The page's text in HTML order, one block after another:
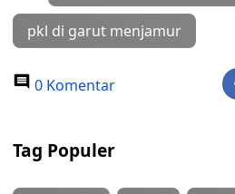
pkl di garut menjamur
0 Komentar
Tag Populer